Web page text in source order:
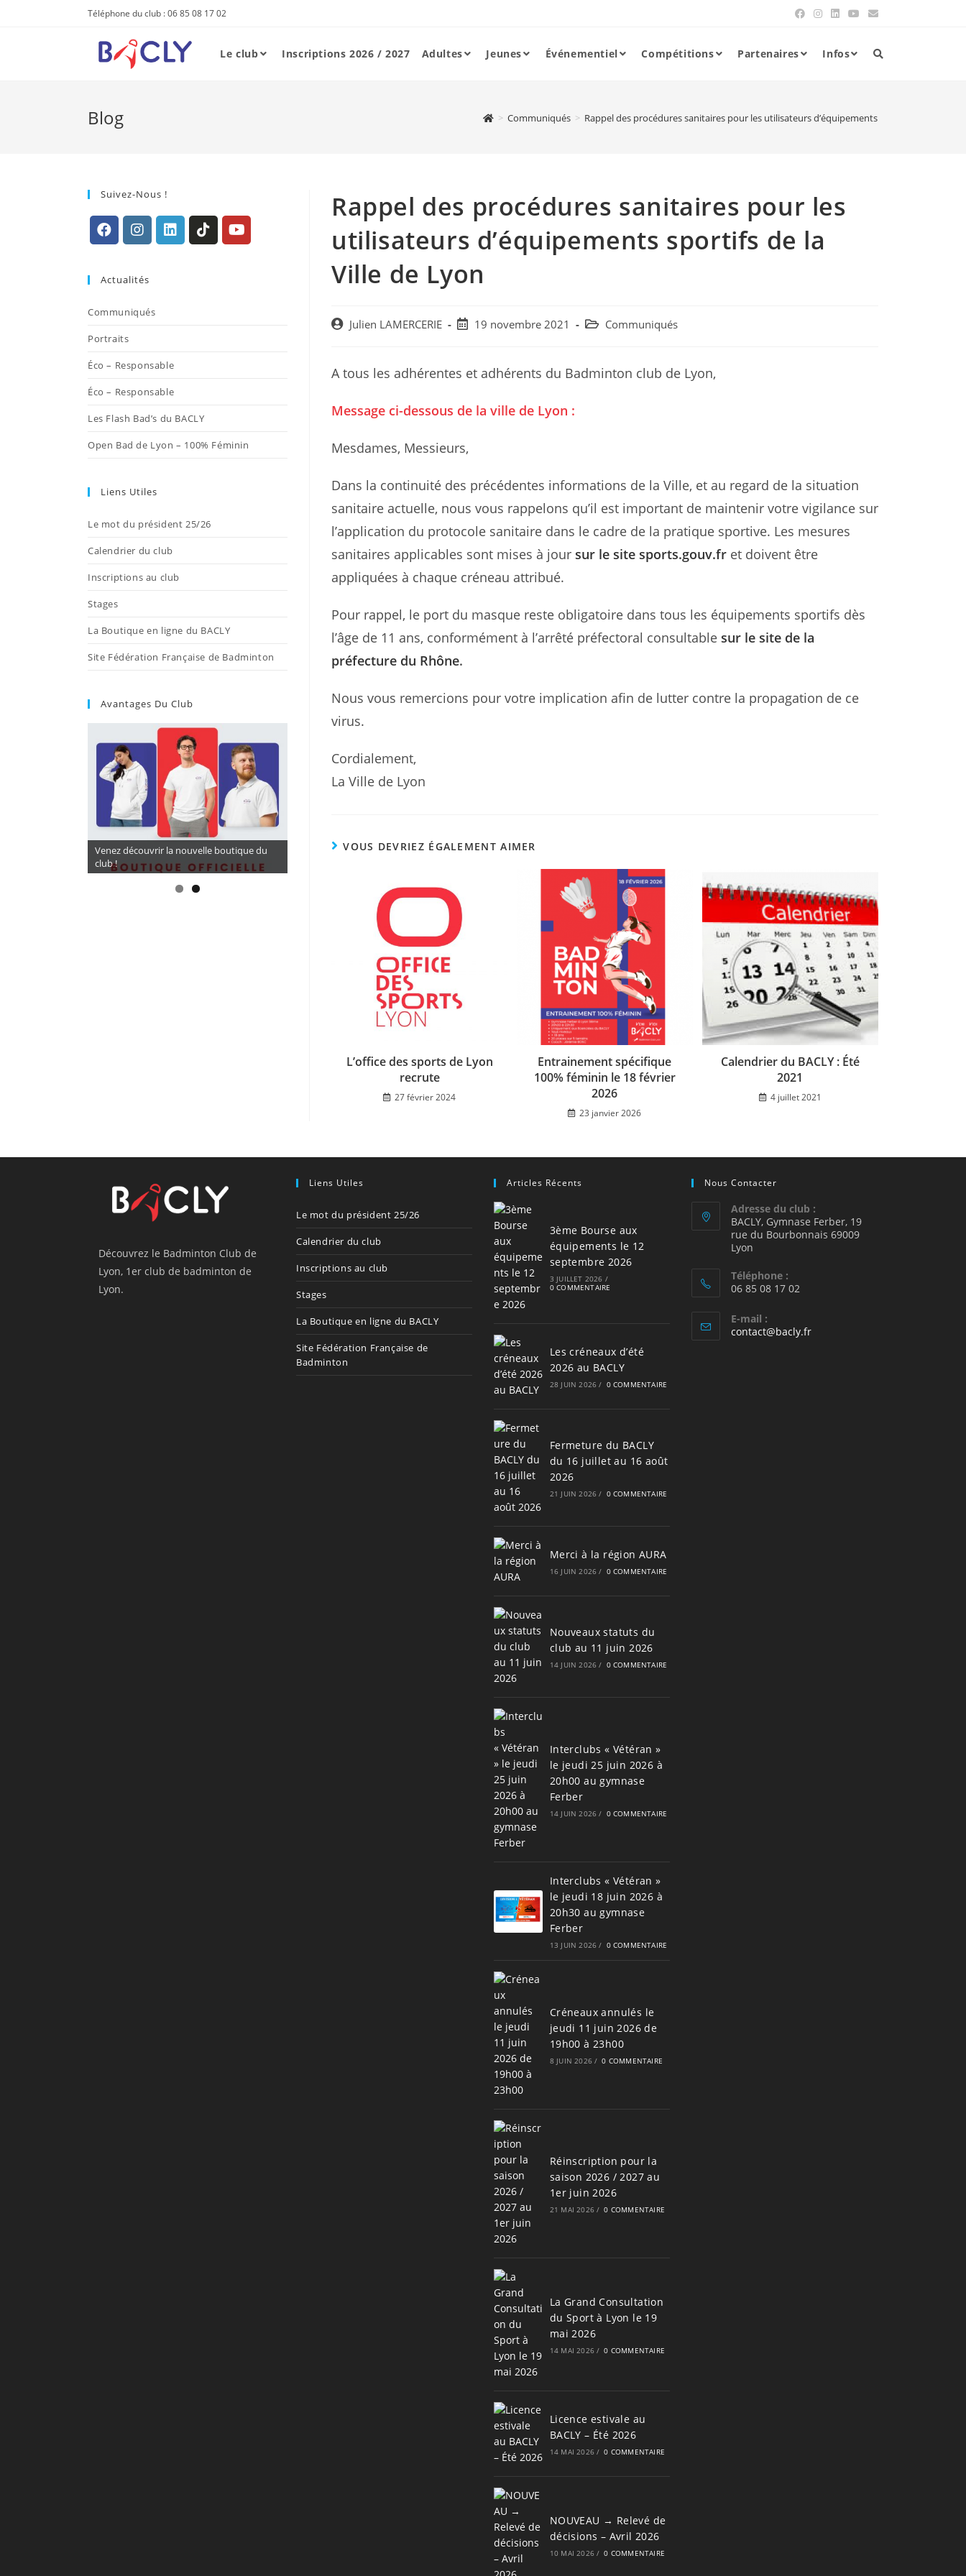
Téléphone du club : 06 85 08 17 02
Le club Inscriptions 2026 / 2027 Adultes Jeunes Événementiel Compétitions Partenaires Infos
Blog > Communiqués > Rappel des procédures sanitaires pour les utilisateurs d’équipements sportifs de la Ville
Rappel des procédures sanitaires pour les
utilisateurs d’équipements sportifs de la
Ville de Lyon
PostJulien LAMERCERIE
Post19 novembre 2021
Post Communiqués
A tous les adhérentes et adhérents du Badminton club de Lyon,
Message ci-dessous de la ville de Lyon :
Mesdames, Messieurs,
Dans la continuité des précédentes informations de la Ville, et au regard de la situation
sanitaire actuelle, nous vous rappelons qu’il est important de maintenir votre vigilance sur
l’application du protocole sanitaire dans le cadre de la pratique sportive. Les mesures
sanitaires applicables sont mises à jour sur le site sports.gouv.fr et doivent être
appliquées à chaque créneau attribué.
Pour rappel, le port du masque reste obligatoire dans tous les équipements sportifs dès
l’âge de 11 ans, conformément à l’arrêté préfectoral consultable sur le site de la
préfecture du Rhône.
Nous vous remercions pour votre implication afin de lutter contre la propagation de ce
virus.
Cordialement,
La Ville de Lyon
VOUS DEVRIEZ ÉGALEMENT AIMER
L’office des sports de Lyon
recrute
27 février 2024
Entrainement spécifique
100% féminin le 18 février
2026
23 janvier 2026
Calendrier du BACLY : Été
2021
4 juillet 2021
Suivez-Nous !
un
nouvel
nouvel
Actualités
Communiqués
Portraits
Éco – Responsable
Éco – Responsable
Les Flash Bad’s du BACLY
Open Bad de Lyon – 100% Féminin
Liens Utiles
Le mot du président 25/26
Calendrier du club
Inscriptions au club
Stages
La Boutique en ligne du BACLY
Site Fédération Française de Badminton
Avantages Du Club
CORDAGES A TARIF PRÉFÉRENTIEL 16,5€ (
BG 65) avec LARDE SPORTS
Venez découvrir la nouvelle boutique du
club !
Découvrez le Badminton Club de
Lyon, 1er club de badminton de
Lyon.
Liens Utiles
Le mot du président 25/26
Calendrier du club
Inscriptions au club
Stages
La Boutique en ligne du BACLY
Site Fédération Française de
Badminton
Articles Récents
3ème Bourse aux
équipements le 12
septembre 2026
3 JUILLET 2026 /
0 COMMENTAIRE
Les créneaux d’été
2026 au BACLY
28 JUIN 2026 / 0 COMMENTAIRE
Fermeture du BACLY
du 16 juillet au 16 août
2026
21 JUIN 2026 / 0 COMMENTAIRE
Merci à la région AURA
16 JUIN 2026 / 0 COMMENTAIRE
Nouveaux statuts du
club au 11 juin 2026
14 JUIN 2026 / 0 COMMENTAIRE
Interclubs « Vétéran »
le jeudi 25 juin 2026 à
20h00 au gymnase
Ferber
14 JUIN 2026 / 0 COMMENTAIRE
Interclubs « Vétéran »
le jeudi 18 juin 2026 à
20h30 au gymnase
Ferber
13 JUIN 2026 / 0 COMMENTAIRE
Créneaux annulés le
jeudi 11 juin 2026 de
19h00 à 23h00
8 JUIN 2026 / 0 COMMENTAIRE
Réinscription pour la
saison 2026 / 2027 au
1er juin 2026
21 MAI 2026 / 0 COMMENTAIRE
La Grand Consultation
du Sport à Lyon le 19
mai 2026
14 MAI 2026 / 0 COMMENTAIRE
Licence estivale au
BACLY – Été 2026
14 MAI 2026 / 0 COMMENTAIRE
NOUVEAU → Relevé de
décisions – Avril 2026
10 MAI 2026 / 0 COMMENTAIRE
Nous Contacter
Adresse du club :
BACLY, Gymnase Ferber, 19
rue du Bourbonnais 69009
Lyon
Téléphone :
06 85 08 17 02
E-mail :
contact@bacly.frS’ouvre